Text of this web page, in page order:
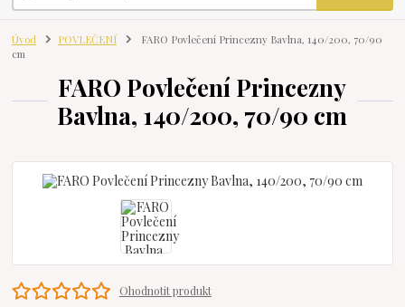
Úvod POVLEČENÍ
FARO Povlečení Princezny Bavlna, 140/200, 70/90
cm
FARO Povlečení Princezny
Bavlna, 140/200, 70/90 cm
Ohodnotit produkt